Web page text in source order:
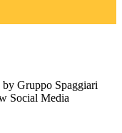
Gruppo Spaggiari
Social Media